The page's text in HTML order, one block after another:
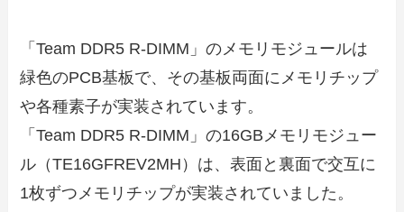
「Team DDR5 R-DIMM」のメモリモジュールは
緑色のPCB基板で、その基板両面にメモリチップ
や各種素子が実装されています。
「Team DDR5 R-DIMM」の16GBメモリモジュー
ル（TE16GFREV2MH）は、表面と裏面で交互に
1枚ずつメモリチップが実装されていました。